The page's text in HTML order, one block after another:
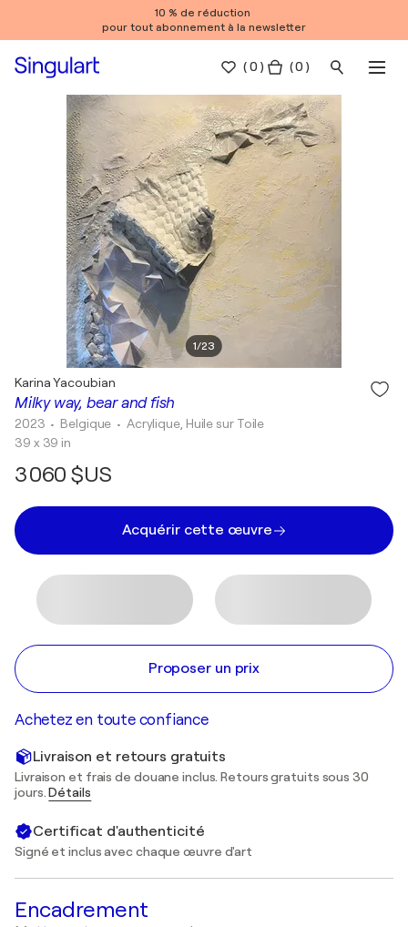
10 % de réduction
pour tout abonnement à la newsletter
(0 ) ( 0 )
1/23
Milky way, bear and fish
Karina Yacoubian
2023 • Belgique • Acrylique, Huile sur Toile
39 x 39 in
3 060 $US
Acquérir cette œuvre
Proposer un prix
Achetez en toute confiance
Livraison et retours gratuits
Livraison et frais de douane inclus. Retours gratuits sous 30
jours.Détails
Certificat d'authenticité
Signé et inclus avec chaque œuvre d'art
Encadrement